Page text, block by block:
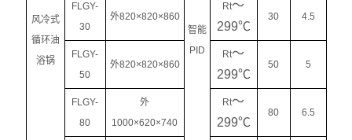
风冷式
循环油
浴锅
智能
PID
FLGY-
30
外820×820×860
Rt～
299℃
30 4.5
FLGY-
50
外820×820×860
Rt～
299℃
50 5
FLGY-
80
外
1000×620×740
Rt～
299℃
80 6.5